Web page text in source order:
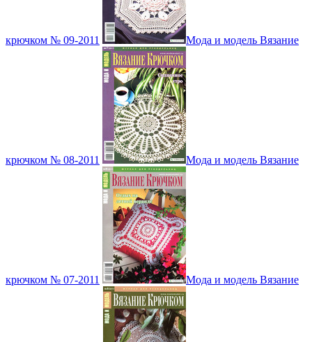
крючком № 09-2011 Мода и модель Вязание
крючком № 08-2011 Мода и модель Вязание
крючком № 07-2011 Мода и модель Вязание